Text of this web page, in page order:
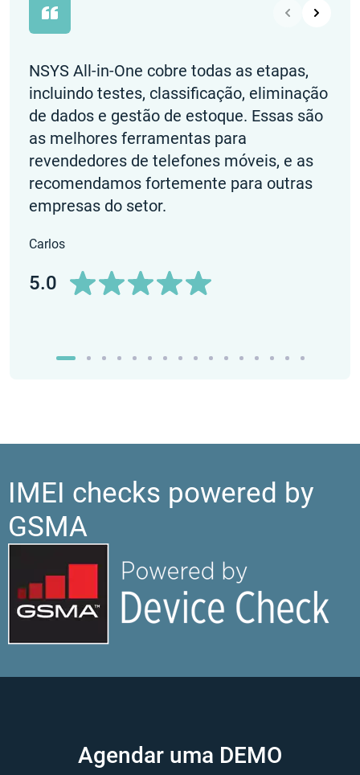
NSYS All-in-One cobre todas as etapas,
incluindo testes, classificação, eliminação
de dados e gestão de estoque. Essas são
as melhores ferramentas para
revendedores de telefones móveis, e as
recomendamos fortemente para outras
empresas do setor.
Carlos
5.0
IMEI checks powered by
GSMA
Agendar uma DEMO